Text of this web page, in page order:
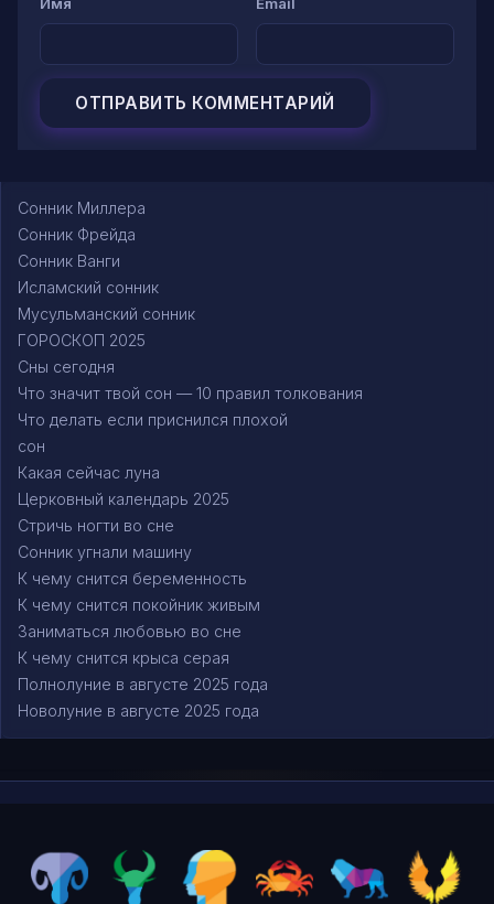
Сонник Миллера
Сонник Фрейда
Сонник Ванги
Исламский сонник
Мусульманский сонник
ГОРОСКОП 2025
Сны сегодня
Что значит твой сон — 10 правил толкования
Что делать если приснился плохой
сон
Какая сейчас луна
Церковный календарь 2025
Стричь ногти во сне
Сонник угнали машину
К чему снится беременность
К чему снится покойник живым
Заниматься любовью во сне
К чему снится крыса серая
Полнолуние в августе 2025 года
Новолуние в августе 2025 года